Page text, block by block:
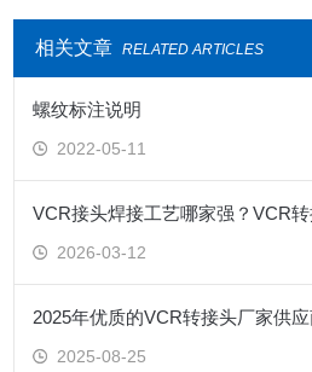
相关文章 RELATED ARTICLES
螺纹标注说明
2022-05-11
VCR接头焊接工艺哪家强？VCR
2026-03-12
2025年优质的VCR转接头厂家供
2025-08-25